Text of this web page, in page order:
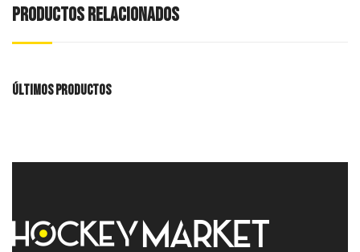
PRODUCTOS RELACIONADOS
ÚLTIMOS PRODUCTOS